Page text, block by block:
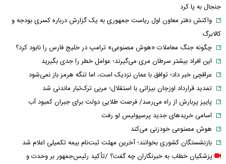
جنجال به پا کرد
واکنش دفتر معاون اول ریاست جمهوری به یک گزارش درباره کسری بودجه و
کالابرگ
چگونه جنگ معاملات «هوش مصنوعی» ترامپ در خلیج فارس را نابود کرد؟
این افراد بیشتر سرطان مری می‌گیرند؛ عوامل خطر را جدی بگیرید
عراقچی خبر داد؛ توافق با عمان نزدیک است، اما تنگه هرمز باز نمی‌شود
تمدید قرارداد اوزجان بیزاتی با استقلال؛ مربی ترک‌تبار ماندنی شد
پاییز پربارش از راه می‌رسد/ فرصت طلایی دولت برای جبران کمبود آب
اسامی خریدهای جدید پرسپولیس لو رفت
هوش مصنوعی خودزنی می‌کند
بازنشستگان کشوری بخوانند؛ آخرین مهلت ثبت‌نام بیمه تکمیلی اعلام شد
پزشکیان خطاب به خبرنگاران چه گفت؟ /تأکید رئیس‌جمهور بر وحدت و